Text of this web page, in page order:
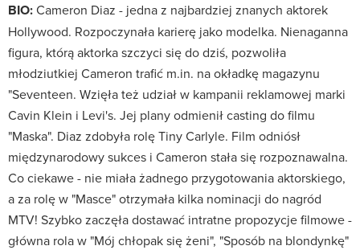
BIO:Cameron Diaz - jedna z najbardziej znanych aktorek
Hollywood. Rozpoczynała karierę jako modelka. Nienaganna
figura, którą aktorka szczyci się do dziś, pozwoliła
młodziutkiej Cameron trafić m.in. na okładkę magazynu
"Seventeen. Wzięła też udział w kampanii reklamowej marki
Cavin Klein i Levi's. Jej plany odmienił casting do filmu
"Maska". Diaz zdobyła rolę Tiny Carlyle. Film odniósł
międzynarodowy sukces i Cameron stała się rozpoznawalna.
Co ciekawe - nie miała żadnego przygotowania aktorskiego,
a za rolę w "Masce" otrzymała kilka nominacji do nagród
MTV! Szybko zaczęła dostawać intratne propozycje filmowe -
główna rola w "Mój chłopak się żeni", "Sposób na blondynkę"